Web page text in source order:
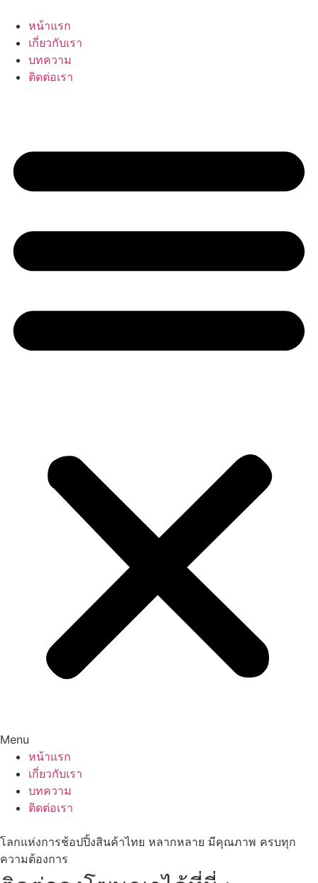
content
หน้าแรก
เกี่ยวกับเรา
บทความ
ติดต่อเรา
Menu
หน้าแรก
เกี่ยวกับเรา
บทความ
ติดต่อเรา
โลกแห่งการช้อปปิ้งสินค้าไทย หลากหลาย มีคุณภาพ ครบทุก
ความต้องการ